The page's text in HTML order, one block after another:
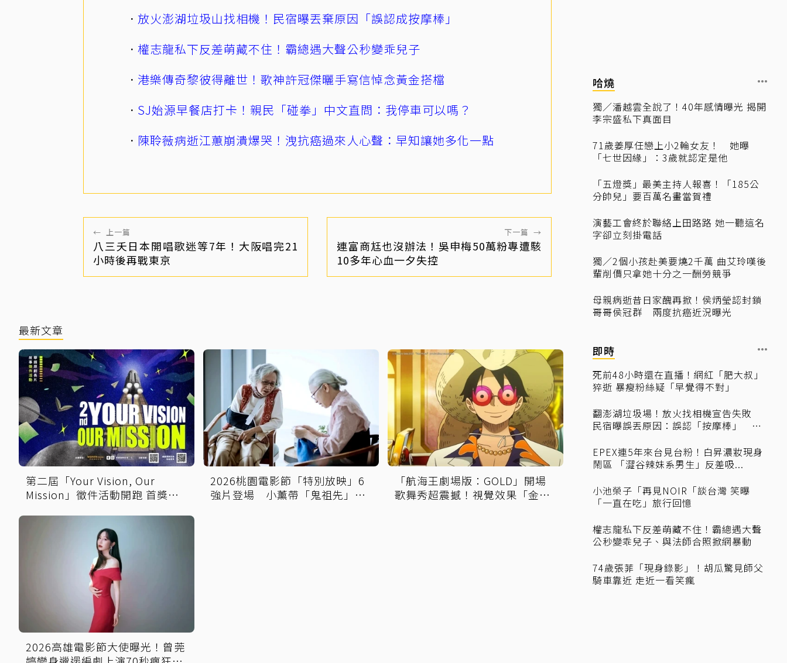
放火澎湖垃圾山找相機！民宿曝丟棄原因「誤認成按摩棒」
權志龍私下反差萌藏不住！霸總遇大聲公秒變乖兒子
港樂傳奇黎彼得離世！歌神許冠傑曬手寫信悼念黃金搭檔
SJ始源早餐店打卡！親民「碰拳」中文直問：我停車可以嗎？
陳聆薇病逝江蕙崩潰爆哭！洩抗癌過來人心聲：早知讓她多化一點
← 上一篇
八三夭日本開唱歌迷等7年！大阪唱完21
小時後再戰東京
下一篇 →
連富商尪也沒辦法！吳申梅50萬粉專遭駭
10多年心血一夕失控
最新文章
第二屆「Your Vision, Our
Mission」徵件活動開跑 首獎保
2026桃園電影節「特別放映」6
強片登場 小薰帶「鬼祖先」回
「航海王劇場版：GOLD」開場
歌舞秀超震撼！視覺效果「金碧
2026高雄電影節大使曝光！曾莞
哈燒
獨／潘越雲全說了！40年感情曝光 揭開
李宗盛私下真面目
71歲姜厚任戀上小2輪女友！ 她曝
「七世因緣」：3歲就認定是他
「五燈獎」最美主持人報喜！「185公
分帥兒」要百萬名畫當賀禮
演藝工會終於聯絡上田路路 她一聽這名
字卻立刻掛電話
獨／2個小孩赴美要燒2千萬 曲艾玲嘆後
輩削價只拿她十分之一酬勞競爭
母親病逝昔日家醜再掀！侯炳瑩認封鎖
哥哥侯冠群 兩度抗癌近況曝光
即時
死前48小時還在直播！網紅「肥大叔」
猝逝 暴瘦粉絲疑「早覺得不對」
翻澎湖垃圾場！放火找相機宣告失敗
民宿曝誤丟原因：誤認「按摩棒」
EPEX連5年來台見台粉！白昇濃妝現身
鬧區 「澀谷辣妹系男生」反差吸...
小池榮子「再見NOIR「談台灣 笑曝
「一直在吃」旅行回憶
權志龍私下反差萌藏不住！霸總遇大聲
公秒變乖兒子、與法師合照掀網暴動
74歲張菲「現身錄影」！胡瓜驚見師父
騎車靠近 走近一看笑瘋